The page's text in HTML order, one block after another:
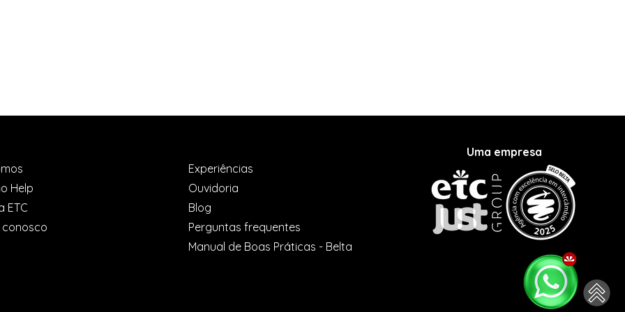
Qual cidade escolher para
seu intercâmbio na
Help
ETC
conosco
Experiências
Ouvidoria
Blog
Perguntas frequentes
Manual de Boas Práticas - Belta
Uma empresa